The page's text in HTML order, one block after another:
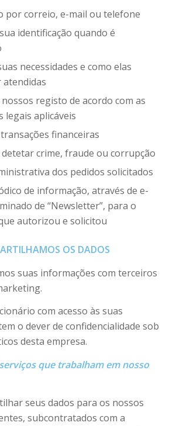
por correio, e-mail ou telefone
identificação quando é
necessidades e como elas
atendidas
registo de acordo com as
legais aplicáveis
financeiras
crime, fraude ou corrupção
dos pedidos solicitados
de informação, através de e-
de “Newsletter”, para o
autorizou e solicitou
OS DADOS
suas informações com terceiros
com acesso às suas
o dever de confidencialidade sob
desta empresa.
que trabalham em nosso
seus dados para os nossos
subcontratados com a